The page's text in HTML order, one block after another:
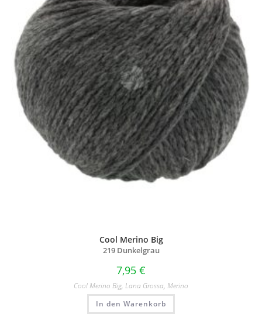
Cool Merino Big
219 Dunkelgrau
7,95 €
Cool Merino Big, Lana Grossa, Merino
In den Warenkorb